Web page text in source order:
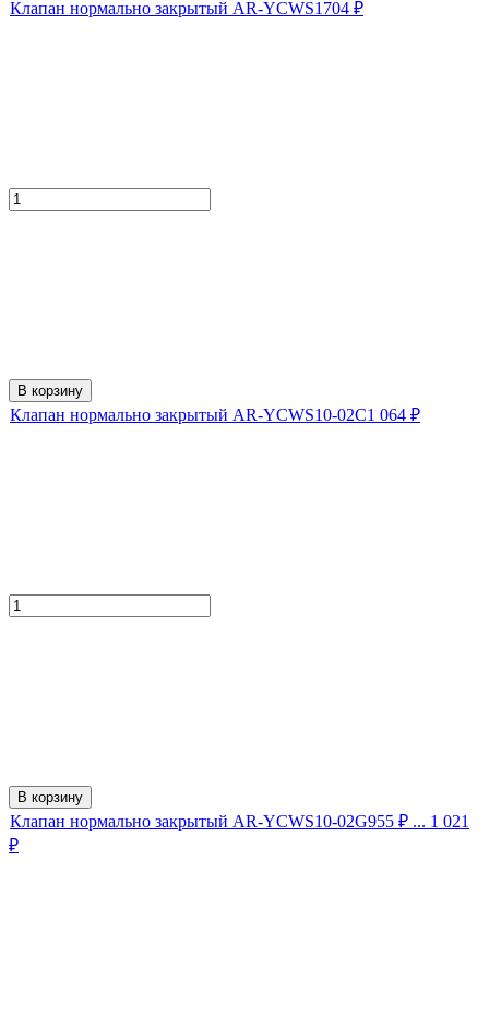
Клапан нормально закрытый AR-YCWS1 704 ₽
В корзину
Клапан нормально закрытый AR-YCWS10-02C1 064 ₽
В корзину
Клапан нормально закрытый AR-YCWS10-02G955 ₽ ... 1 021
₽